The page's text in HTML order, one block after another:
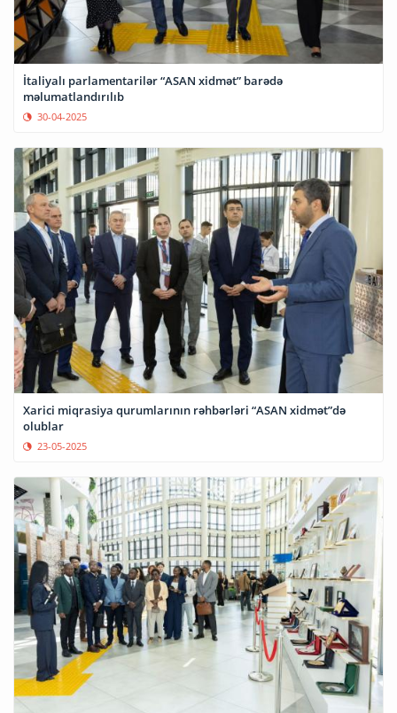
İtaliyalı parlamentarilər “ASAN xidmət” barədə
məlumatlandırılıb
30-04-2025
Xarici miqrasiya qurumlarının rəhbərləri “ASAN xidmət”də
olublar
23-05-2025